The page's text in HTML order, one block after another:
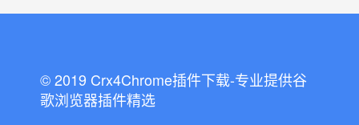
© 2019 Crx4Chrome插件下载-专业提供谷
歌浏览器插件精选